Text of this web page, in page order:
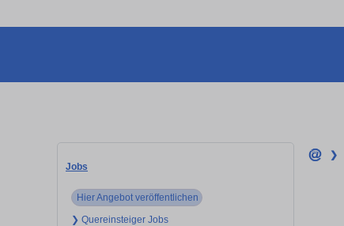
Jobs
Hier Angebot veröffentlichen
❯ Quereinsteiger Jobs
❯